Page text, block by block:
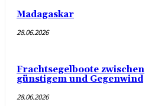
Madagaskar
28.06.2026
Frachtsegelboote zwischen
günstigem und Gegenwind
28.06.2026